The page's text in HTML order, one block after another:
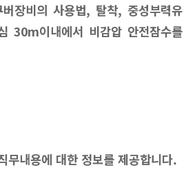
버장비의 사용법, 탈착, 중성부력유
30m이내에서 비감압 안전잠수를
무내용에 대한 정보를 제공합니다.